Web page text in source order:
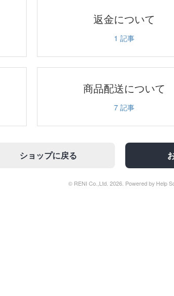
返金について
1 記事
商品配送について
7記事
ショップに戻る
© RENI Co.,Ltd. 2026. Powered by Help